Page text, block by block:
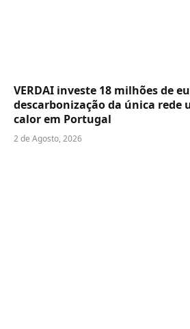
VERDAI investe 18 milhões de
descarbonização da única rede
calor em Portugal
2 de Agosto, 2026